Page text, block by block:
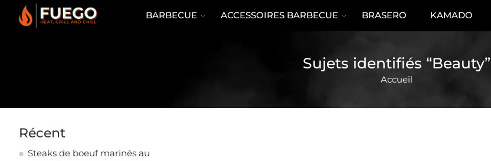
BARBECUE ACCESSOIRES BARBECUE BRASERO KAMADO
Sujets identifiés “Beauty”
Accueil
Récent
Steaks de boeuf marinés au